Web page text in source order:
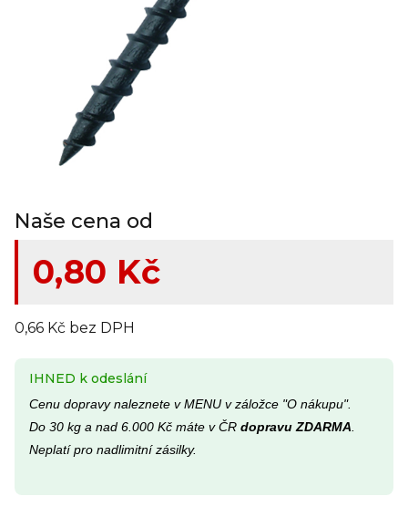
Naše cena od
0,80 Kč
0,66 Kč bez DPH
IHNED k odeslání
Cenu dopravy naleznete v MENU v záložce "O nákupu".
Do 30 kg a nad 6.000 Kč máte v ČR dopravu ZDARMA
Neplatí pro nadlimitní zásilky.